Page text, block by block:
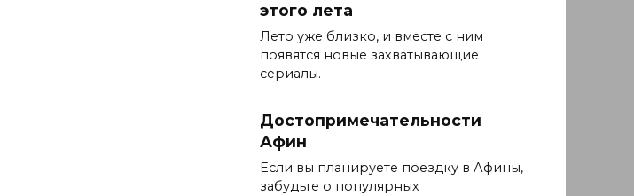
этого лета
Лето уже близко, и вместе с ним
появятся новые захватывающие
сериалы.
Достопримечательности
Афин
Если вы планируете поездку в Афины,
забудьте о популярных